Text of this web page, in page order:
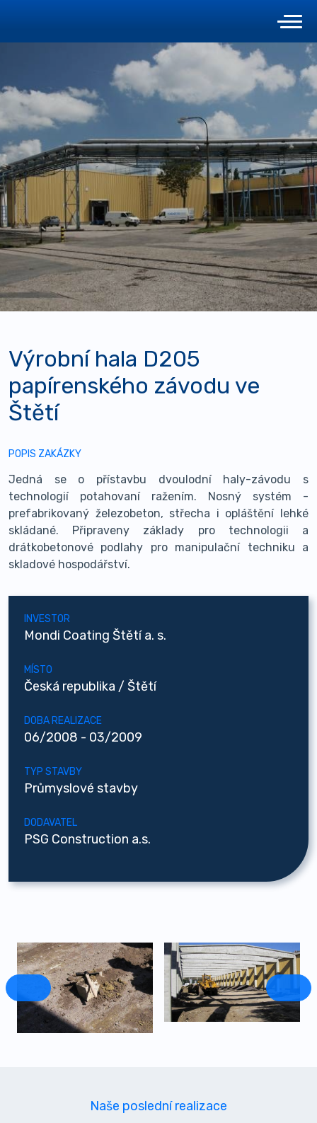
Výrobní hala D205
papírenského závodu ve
Štětí
POPIS ZAKÁZKY
Jedná se o přístavbu dvoulodní haly-závodu s
technologií potahovaní ražením. Nosný systém -
prefabrikovaný železobeton, střecha i opláštění lehké
skládané. Připraveny základy pro technologii a
drátkobetonové podlahy pro manipulační techniku a
skladové hospodářství.
INVESTOR
Mondi Coating Štětí a. s.
MÍSTO
Česká republika / Štětí
DOBA REALIZACE
06/2008 - 03/2009
TYP STAVBY
Průmyslové stavby
DODAVATEL
PSG Construction a.s.
Naše poslední realizace